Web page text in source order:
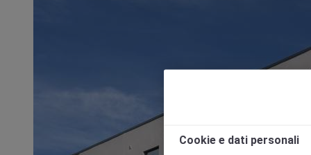
Cookie e dati personali